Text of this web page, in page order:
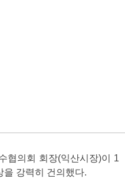
협의회 회장(익산시장)이 1
을 강력히 건의했다.